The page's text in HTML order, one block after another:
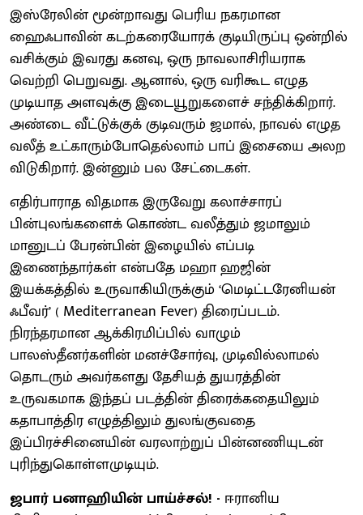
இஸ்ரேலின் மூன்றாவது பெரிய நகரமான
ஹைஃபாவின் கடற்கரையோரக் குடியிருப்பு ஒன்றில்
வசிக்கும் இவரது கனவு, ஒரு நாவலாசிரியராக
வெற்றி பெறுவது. ஆனால், ஒரு வரிகூட எழுத
முடியாத அளவுக்கு இடையூறுகளைச் சந்திக்கிறார்.
அண்டை வீட்டுக்குக் குடிவரும் ஜமால், நாவல் எழுத
வலீத் உட்காரும்போதெல்லாம் பாப் இசையை அலற
விடுகிறார். இன்னும் பல சேட்டைகள்.
எதிர்பாராத விதமாக இருவேறு கலாச்சாரப்
பின்புலங்களைக் கொண்ட வலீத்தும் ஜமாலும்
மானுடப் பேரன்பின் இழையில் எப்படி
இணைந்தார்கள் என்பதே மஹா ஹஜின்
இயக்கத்தில் உருவாகியிருக்கும் ‘மெடிட்டரேனியன்
ஃபீவர்’ ( Mediterranean Fever) திரைப்படம்.
நிரந்தரமான ஆக்கிரமிப்பில் வாழும்
பாலஸ்தீனர்களின் மனச்சோர்வு, முடிவில்லாமல்
தொடரும் அவர்களது தேசியத் துயரத்தின்
உருவகமாக இந்தப் படத்தின் திரைக்கதையிலும்
கதாபாத்திர எழுத்திலும் துலங்குவதை
இப்பிரச்சினையின் வரலாற்றுப் பின்னணியுடன்
புரிந்துகொள்ளமுடியும்.
ஜபார் பனாஹியின் பாய்ச்சல்! - ஈரானிய